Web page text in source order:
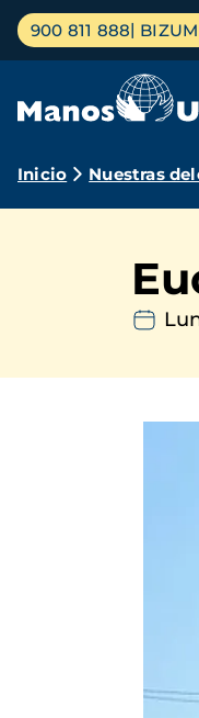
Pasar
contenido
Menú
principal
900 811 888
Ruta
Inicio Nuestras